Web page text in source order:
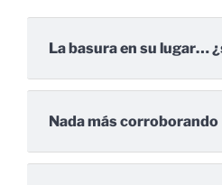
La basura en su lugar…
Nada más corroborando